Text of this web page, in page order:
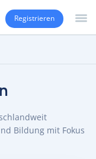
Registrieren
Bildung mit Fokus